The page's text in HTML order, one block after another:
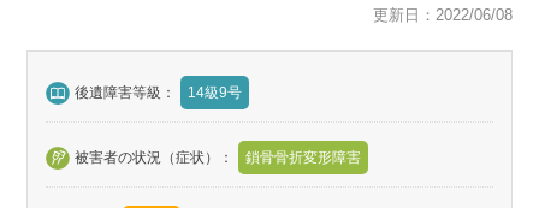
更新日：2022/06/08
後遺障害等級： 14級9号
被害者の状況（症状）： 鎖骨骨折変形障害